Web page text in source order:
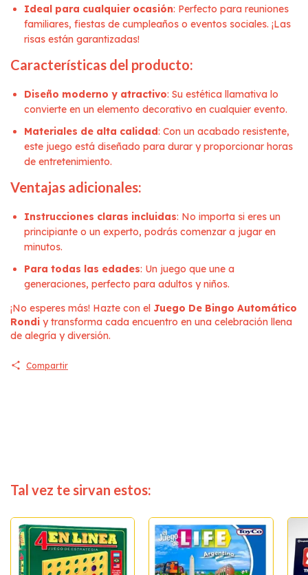
Ideal para cualquier ocasión: Perfecto para reuniones
familiares, fiestas de cumpleaños o eventos sociales. ¡Las
risas están garantizadas!
Características del producto:
Diseño moderno y atractivo: Su estética llamativa lo
convierte en un elemento decorativo en cualquier evento.
Materiales de alta calidad: Con un acabado resistente,
este juego está diseñado para durar y proporcionar horas
de entretenimiento.
Ventajas adicionales:
Instrucciones claras incluidas: No importa si eres un
principiante o un experto, podrás comenzar a jugar en
minutos.
Para todas las edades: Un juego que une a
generaciones, perfecto para adultos y niños.
¡No esperes más! Hazte con el Juego De Bingo Automático
Rondi y transforma cada encuentro en una celebración llena
de alegría y diversión.
Compartir
Tal vez te sirvan estos: